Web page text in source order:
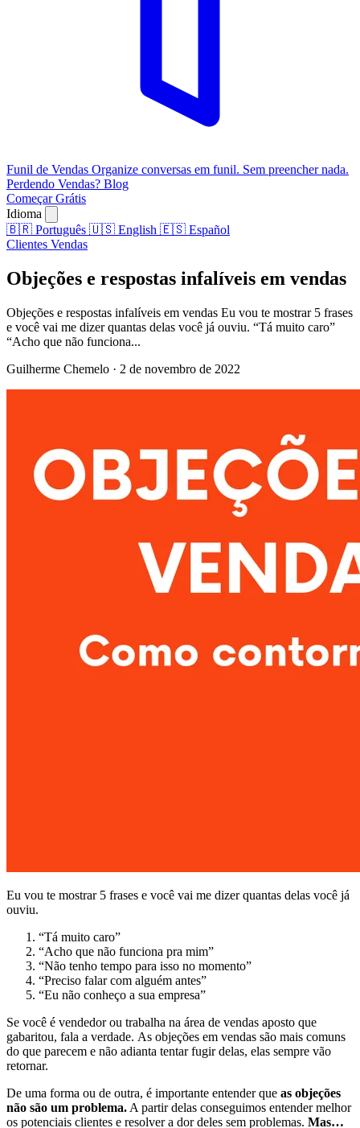
Funil de Vendas Organize conversas em funil. Sem preencher nada.
Perdendo Vendas? Blog
Começar Grátis
Idioma
🇧🇷 Português 🇺🇸 English 🇪🇸 Español
Clientes Vendas
Objeções e respostas infalíveis em vendas
Objeções e respostas infalíveis em vendas Eu vou te mostrar 5 frases
e você vai me dizer quantas delas você já ouviu. “Tá muito caro”
“Acho que não funciona...
Guilherme Chemelo · 2 de novembro de 2022
Eu vou te mostrar 5 frases e você vai me dizer quantas delas você já
ouviu.
“Tá muito caro”
“Acho que não funciona pra mim”
“Não tenho tempo para isso no momento”
“Preciso falar com alguém antes”
“Eu não conheço a sua empresa”
Se você é vendedor ou trabalha na área de vendas aposto que
gabaritou, fala a verdade. As objeções em vendas são mais comuns
do que parecem e não adianta tentar fugir delas, elas sempre vão
retornar.
De uma forma ou de outra, é importante entender que as objeções
não são um problema. A partir delas conseguimos entender melhor
os potenciais clientes e resolver a dor deles sem problemas. Mas…